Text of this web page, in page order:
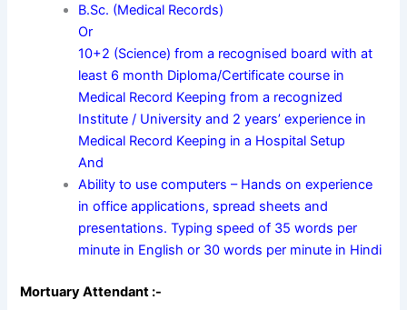
B.Sc. (Medical Records)
Or
10+2 (Science) from a recognised board with at
least 6 month Diploma/Certificate course in
Medical Record Keeping from a recognized
Institute / University and 2 years’ experience in
Medical Record Keeping in a Hospital Setup
And
Ability to use computers – Hands on experience
in office applications, spread sheets and
presentations. Typing speed of 35 words per
minute in English or 30 words per minute in Hindi
Mortuary Attendant :-